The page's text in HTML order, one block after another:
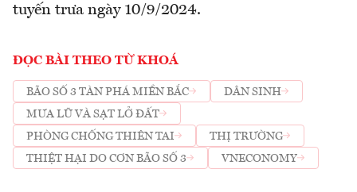
tuyến trưa ngày 10/9/2024.
ĐỌC BÀI THEO TỪ KHOÁ
BÃO SỐ 3 TÀN PHÁ MIỀN BẮC
DÂN SINH
MƯA LŨ VÀ SẠT LỞ ĐẤT
PHÒNG CHỐNG THIÊN TAI
THỊ TRƯỜNG
THIỆT HẠI DO CƠN BÃO SỐ 3
VNECONOMY